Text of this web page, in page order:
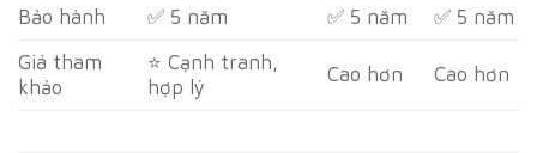
Bảo hành ✅ 5 năm ✅ 5 năm
✅ 5 năm
Giá tham
khảo
⭐ Cạnh tranh,
hợp lý
Cao hơn Cao hơn